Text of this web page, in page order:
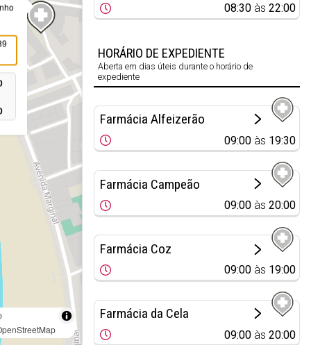
08:30 às22:00
HORÁRIO DE EXPEDIENTE
Aberta em dias úteis durante o horário de
expediente
Farmácia Alfeizerão
09:00 às 19:30
Farmácia Campeão
09:00 às20:00
Farmácia Coz
09:00 às 19:00
Farmácia da Cela
09:00 às20:00